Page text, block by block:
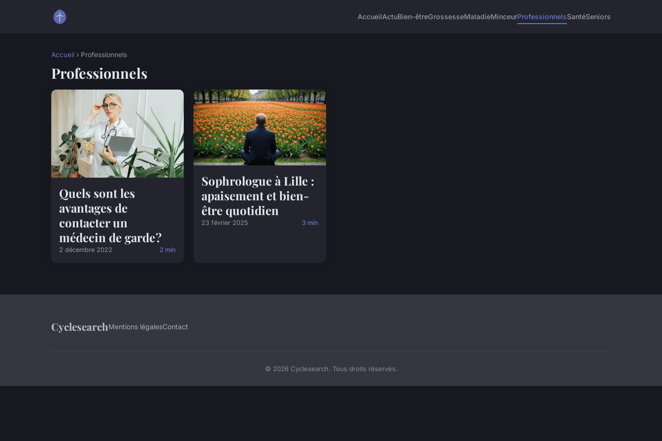
AccueilActuBien-êtreGrossesseMaladieMinceurProfessionnelsSantéSeniors
Accueil › Professionnels
Professionnels
Quels sont les
avantages de
contacter un
médecin de garde ?
2 décembre 2022 2 min
Sophrologue à Lille :
apaisement et bien-
être quotidien
23 février 2025 3 min
CyclesearchMentions légalesContact
© 2026 Cyclesearch. Tous droits réservés.